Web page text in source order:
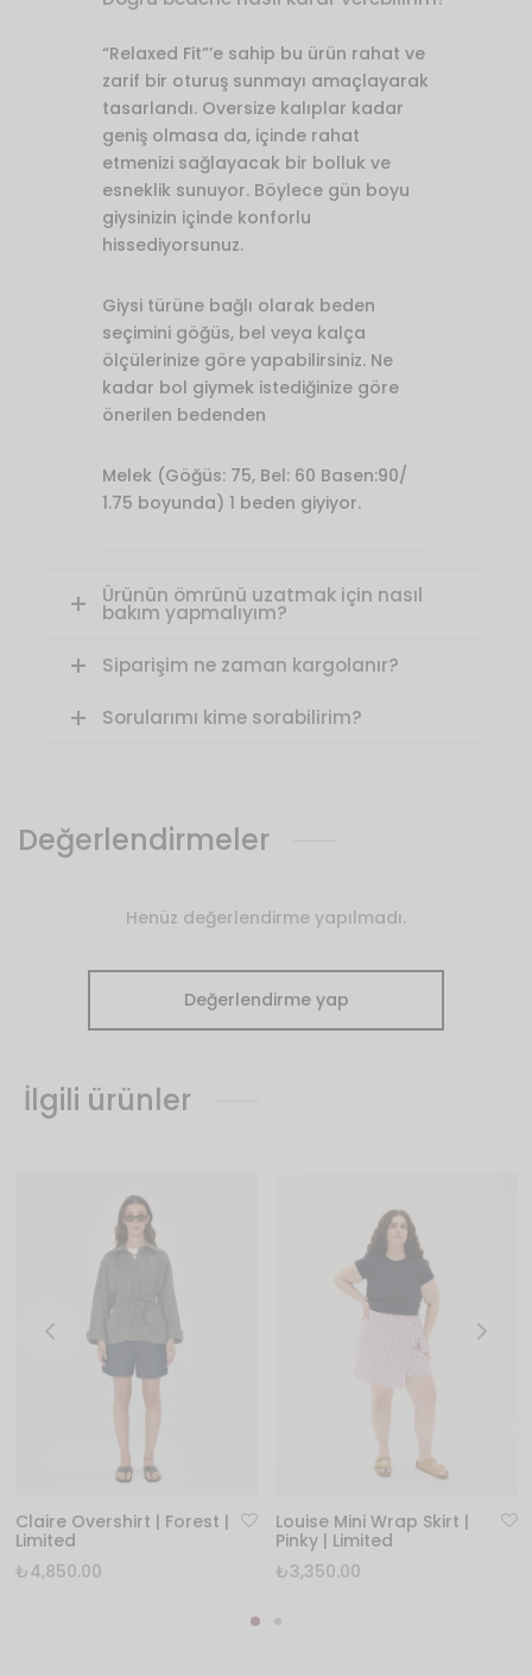
“Relaxed Fit”’e sahip bu ürün rahat ve
zarif bir oturuş sunmayı amaçlayarak
tasarlandı. Oversize kalıplar kadar
geniş olmasa da, içinde rahat
etmenizi sağlayacak bir bolluk ve
esneklik sunuyor. Böylece gün boyu
giysinizin içinde konforlu
hissediyorsunuz.
Giysi türüne bağlı olarak beden
seçimini göğüs, bel veya kalça
ölçülerinize göre yapabilirsiniz. Ne
kadar bol giymek istediğinize göre
önerilen bedenden
Melek (Göğüs: 75, Bel: 60 Basen:90/
1.75 boyunda) 1 beden giyiyor.
Ürünün ömrünü uzatmak için nasıl
bakım yapmalıyım?
Siparişim ne zaman kargolanır?
Sorularımı kime sorabilirim?
Değerlendirmeler
Henüz değerlendirme yapılmadı.
Değerlendirme yap
İlgili ürünler
Claire Overshirt | Forest |
Limited
₺4,850.00
Louise Mini Wrap Skirt |
Pinky | Limited
₺3,350.00